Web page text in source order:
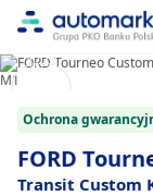
28
1/28
Ochrona
FORD
Transit Custom